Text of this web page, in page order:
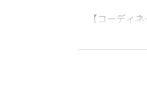
【コーディネ
・オフィス
ど、幅広く